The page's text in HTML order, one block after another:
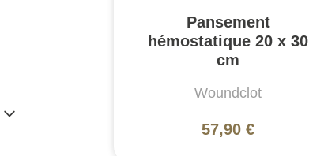
Pansement
hémostatique 20 x 30
cm
Woundclot
57,90 €